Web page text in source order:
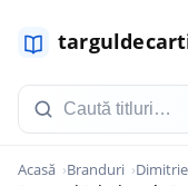
Acasă Branduri